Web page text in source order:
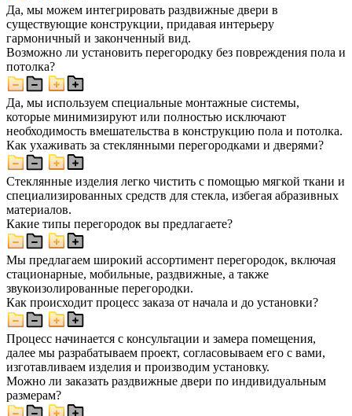
Да, мы можем интегрировать раздвижные двери в
существующие конструкции, придавая интерьеру
гармоничный и законченный вид.
Возможно ли установить перегородку без повреждения пола и
потолка?
Да, мы используем специальные монтажные системы,
которые минимизируют или полностью исключают
необходимость вмешательства в конструкцию пола и потолка.
Как ухаживать за стеклянными перегородками и дверями?
Стеклянные изделия легко чистить с помощью мягкой ткани и
специализированных средств для стекла, избегая абразивных
материалов.
Какие типы перегородок вы предлагаете?
Мы предлагаем широкий ассортимент перегородок, включая
стационарные, мобильные, раздвижные, а также
звукоизолированные перегородки.
Как происходит процесс заказа от начала и до установки?
Процесс начинается с консультации и замера помещения,
далее мы разрабатываем проект, согласовываем его с вами,
изготавливаем изделия и производим установку.
Можно ли заказать раздвижные двери по индивидуальным
размерам?